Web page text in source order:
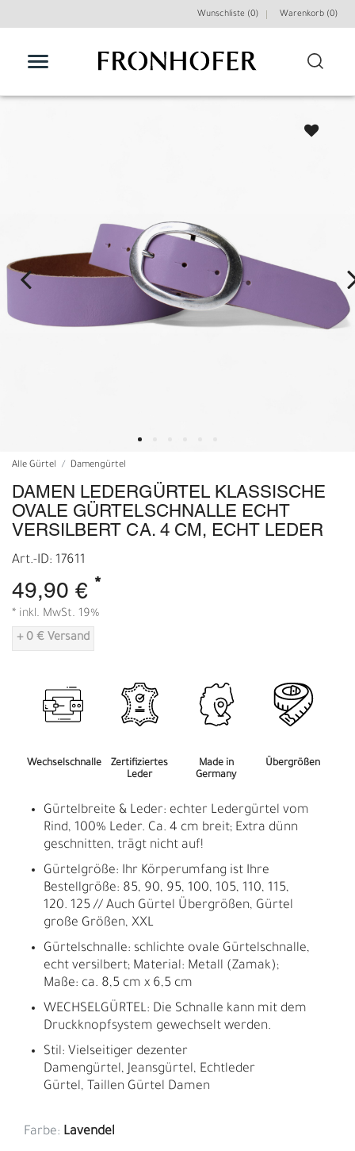
Wunschliste (0) Warenkorb (0)
Alle Gürtel Damengürtel
DAMEN LEDERGÜRTEL KLASSISCHE
OVALE GÜRTELSCHNALLE ECHT
VERSILBERT CA. 4 CM, ECHT LEDER
Art.-ID: 17611
49,90 € *
* inkl. MwSt. 19%
+ 0 € Versand
Wechselschnalle
Zertifiziertes
Leder
Made in
Germany
Übergrößen
Gürtelbreite & Leder: echter Ledergürtel vom
Rind, 100% Leder. Ca. 4 cm breit; Extra dünn
geschnitten, trägt nicht auf!
Gürtelgröße: Ihr Körperumfang ist Ihre
Bestellgröße: 85, 90, 95, 100, 105, 110, 115,
120. 125 // Auch Gürtel Übergrößen, Gürtel
große Größen, XXL
Gürtelschnalle: schlichte ovale Gürtelschnalle,
echt versilbert; Material: Metall (Zamak);
Maße: ca. 8,5 cm x 6,5 cm
WECHSELGÜRTEL: Die Schnalle kann mit dem
Druckknopfsystem gewechselt werden.
Stil: Vielseitiger dezenter
Damengürtel, Jeansgürtel, Echtleder
Gürtel, Taillen Gürtel Damen
Farbe: Lavendel